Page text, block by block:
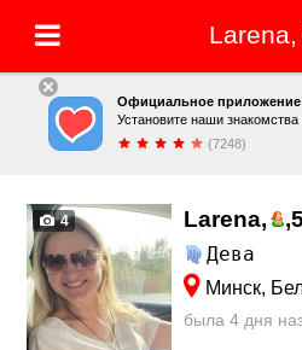
Larena,
Официальное приложение
Установите наши знакомства
(7248)
4 Larena, ,
Дева
Минск,
была 4 дня